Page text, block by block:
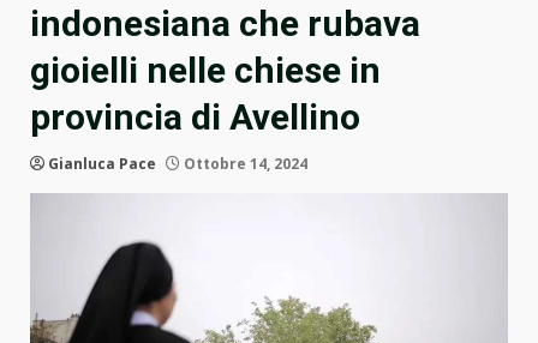
indonesiana che rubava
gioielli nelle chiese in
provincia di Avellino
Gianluca Pace Ottobre 14, 2024